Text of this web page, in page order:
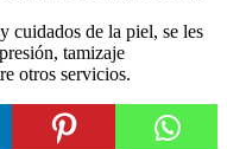
cuidados de la piel, se les
tamizaje
otros servicios.